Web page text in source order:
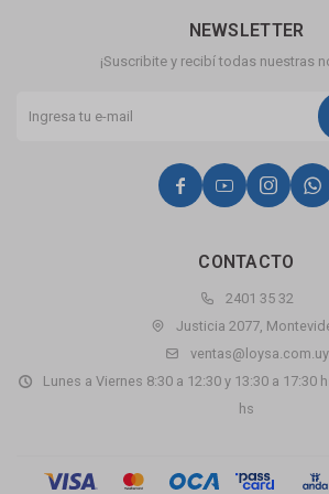
CONTACTO
2401 35 32
Justicia 2077,
ventas@loysa.com.uy
Lunes a Viernes 8:30 a 12:30 y 13:30 a 17:30
hs
NEWSLETTER
¡Suscribite y recibí todas nuestras
   